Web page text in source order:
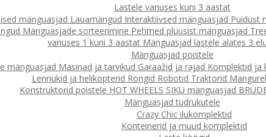
Lastele vanuses kuni 3 aastat
mänguasjad Lauamängud Interaktiivsed mänguasjad Puidust
Mänguasjade sorteerimine Pehmed plüüsist mänguasjad
vanuses 1 kuni 3 aastat Mänguasjad lastele alates 3
Mänguasjad poistele
mänguasjad Masinad ja tarvikud Garaažid ja rajad Komplektid ja
Lennukid ja helikopterid Rongid Robotid Traktorid
Konstruktorid poistele HOT WHEELS SIKU mänguasjad
Mänguasjad tüdrukutele
Crazy Chic ilukomplektid
Konteinerid ja muud komplektid